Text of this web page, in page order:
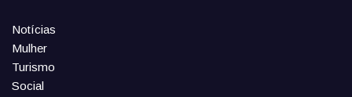
Notícias
Mulher
Turismo
Social